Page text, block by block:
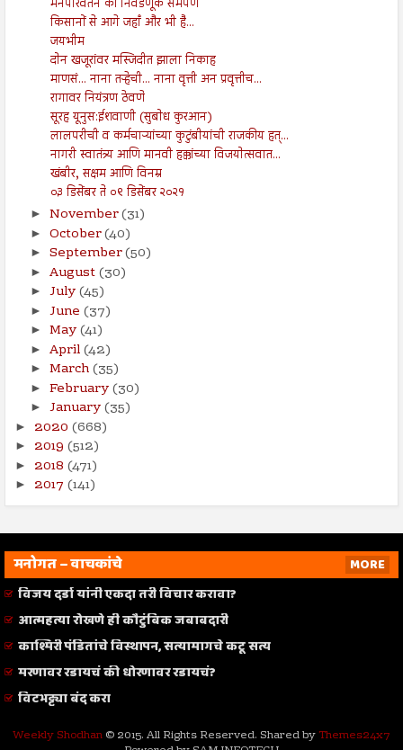
मनपरिवर्तन की निवडणूक समर्पण
किसानों से आगे जहाँ और भी है...
जयभीम
दोन खजूरांवर मस्जिदीत झाला निकाह
माणसं... नाना तऱ्हेची... नाना वृत्ती अन प्रवृत्तीच...
रागावर नियंत्रण ठेवणे
सूरह यूनुस:ईशवाणी (सुबोध कुरआन)
लालपरीची व कर्मचाऱ्यांच्या कुटुंबीयांची राजकीय हत्...
नागरी स्वातंत्र्य आणि मानवी हक्कांच्या विजयोत्सवात...
खंबीर, सक्षम आणि विनम्र
०३ डिसेंबर ते ०९ डिसेंबर २०२१
► November(31)
► October(40)
► September(50)
► August(30)
► July(45)
► June (37)
► May(41)
► April(42)
► March(35)
► February(30)
► January(35)
► 2020 (668)
► 2019 (512)
► 2018 (471)
► 2017 (141)
मनोगत – वाचकांचे
MORE
विजय दर्डा यांनी एकदा तरी विचार करावा?
आत्महत्या रोखणे ही कौटुंबिक जबाबदारी
काश्मिरी पंडितांचे विस्थापन, सत्यामागचे कटू सत्य
मरणावर रडायचं की धोरणावर रडायचं?
विटभट्ट्या बंद करा
Weekly Shodhan © 2015. All Rights Reserved. Shared by Themes24x7